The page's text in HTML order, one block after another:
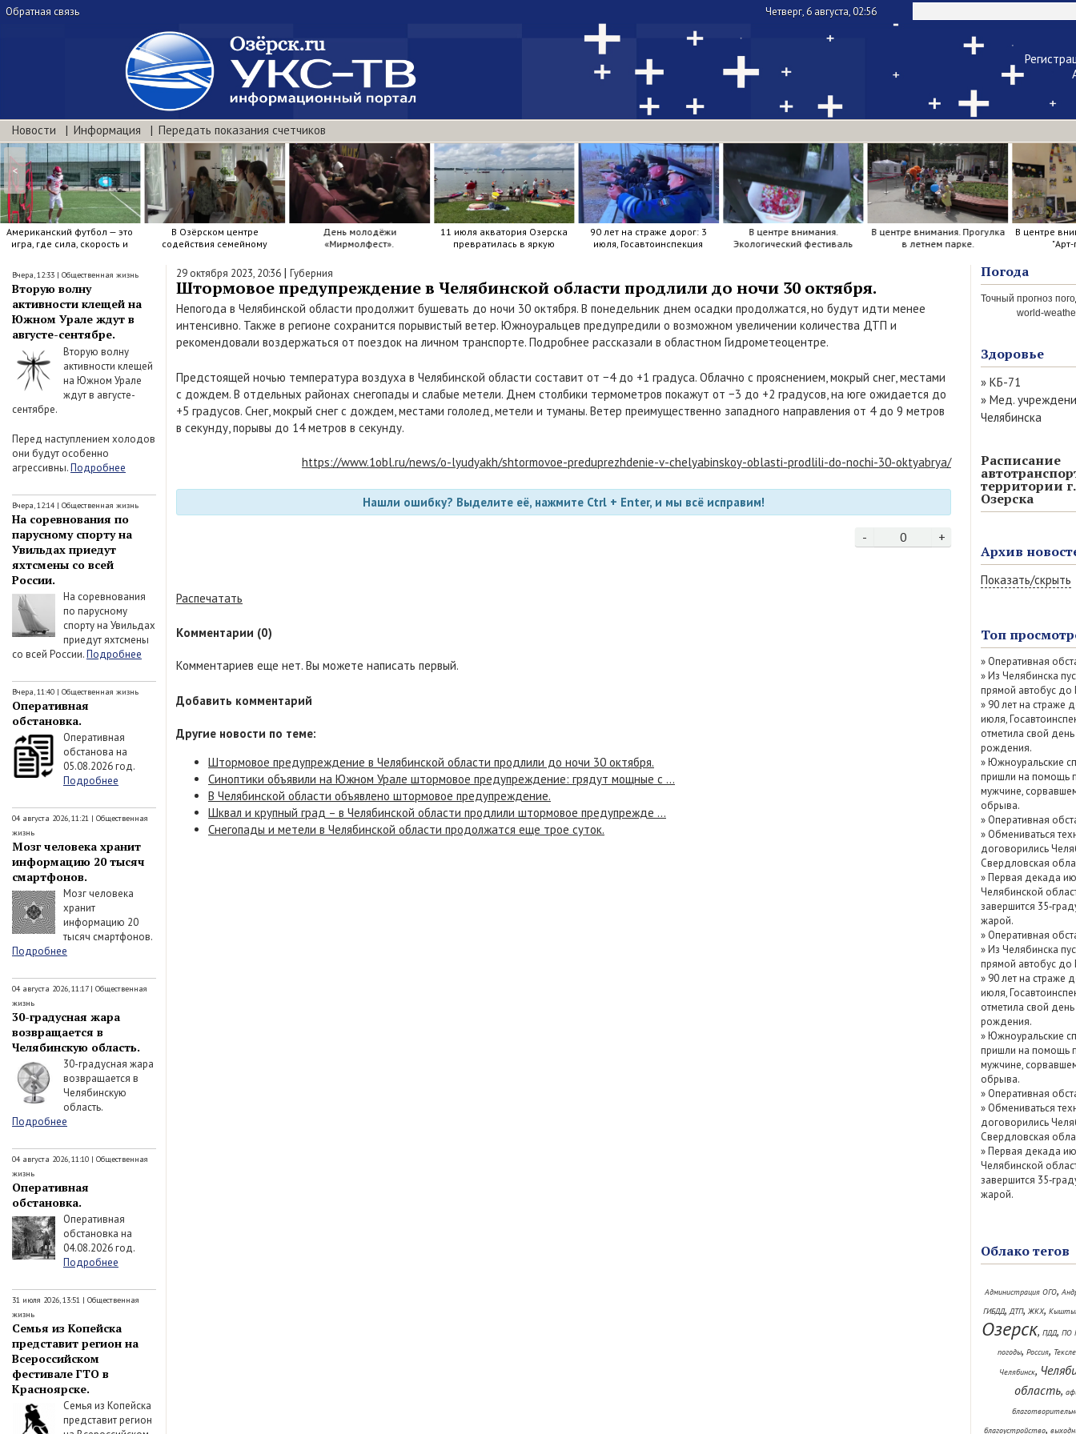
Обратная связь Четверг, 6 августа, 02:56
Чужой
Напомнить
Новости Информация Передать показания счетчиков
Американский футбол — это
игра, где сила, скорость и
В Озёрском центре
содействия семейному
День молодёжи
«Мирмолфест».
11 июля акватория Озерска
превратилась в яркую
90 лет на страже дорог: 3
июля, Госавтоинспекция
В центре внимания.
Экологический фестиваль
В центре внимания. Прогулка
в летнем парке.
В центре
<
Вчера, 12:33 | Общественная жизнь
Вторую волну
активности клещей на
Южном Урале ждут в
августе-сентябре.
Вторую волну
активности клещей
на Южном Урале
ждут в августе-
сентябре.
Перед наступлением холодов
они будут особенно
агрессивны.Подробнее
Вчера, 12:14 | Общественная жизнь
На соревнования по
парусному спорту на
Увильдах приедут
яхтсмены со всей
России.
На соревнования
по парусному
спорту на Увильдах
приедут яхтсмены
со всей России.Подробнее
Вчера, 11:40 | Общественная жизнь
Оперативная
обстановка.
Оперативная
обстанова на
05.08.2026 год.
Подробнее
04 августа 2026, 11:21 | Общественная
жизнь
Мозг человека хранит
информацию 20 тысяч
смартфонов.
Мозг человека
хранит
информацию 20
тысяч смартфонов.
Подробнее
04 августа 2026, 11:17| Общественная
жизнь
30-градусная жара
возвращается в
Челябинскую область.
30-градусная жара
возвращается в
Челябинскую
область.
Подробнее
04 августа 2026, 11:10 | Общественная
жизнь
Оперативная
обстановка.
Оперативная
обстановка на
04.08.2026 год.
Подробнее
31 июля 2026, 13:51 | Общественная
жизнь
Семья из Копейска
представит регион на
Всероссийском
фестивале ГТО в
Красноярске.
Семья из Копейска
представит регион
29 октября 2023, 20:36 | Губерния
Штормовое предупреждение в Челябинской области продлили до ночи 30 октября.
Непогода в Челябинской области продолжит бушевать до ночи 30 октября. В понедельник днем осадки продолжатся, но будут идти менее
интенсивно. Также в регионе сохранится порывистый ветер. Южноуральцев предупредили о возможном увеличении количества ДТП и
рекомендовали воздержаться от поездок на личном транспорте. Подробнее рассказали в областном Гидрометеоцентре.
Предстоящей ночью температура воздуха в Челябинской области составит от −4 до +1 градуса. Облачно с прояснением, мокрый снег, местами
с дождем. В отдельных районах снегопады и слабые метели. Днем столбики термометров покажут от −3 до +2 градусов, на юге ожидается до
+5 градусов. Снег, мокрый снег с дождем, местами гололед, метели и туманы. Ветер преимущественно западного направления от 4 до 9 метров
в секунду, порывы до 14 метров в секунду.
https://www.1obl.ru/news/o-lyudyakh/shtormovoe-preduprezhdenie-v-chelyabinskoy-oblasti-prodlili-do-nochi-30-oktyabrya/
Нашли ошибку? Выделите её, нажмите Ctrl + Enter, и мы всё исправим!
- 0 +
Распечатать
Комментарии (0)
Комментариев еще нет. Вы можете написать первый.
Добавить комментарий
Другие новости по теме:
Штормовое предупреждение в Челябинской области продлили до ночи 30 октября.
Синоптики объявили на Южном Урале штормовое предупреждение: грядут мощные с ...
В Челябинской области объявлено штормовое предупреждение.
Шквал и крупный град – в Челябинской области продлили штормовое предупрежде ...
Снегопады и метели в Челябинской области продолжатся еще трое суток.
Погода
world-
Здоровье
» КБ-71
» Мед.
Челябинска
Расписание
территории г.
Озерска
Архив
Показать/скрыть
Июль 2026 (77)
Июнь 2026 (52)
Май 2026 (69)
Апрель 2026
Март 2026 (79)
Показать /
архив
Топ
» Оперативная
»Из Челябинска
прямой автобус
» 90 лет на страже
июля,
отметила свой день
рождения.
»Южноуральские
пришли на помощь
мужчине,
обрыва.
» Оперативная
» Обмениваться
договорились
Свердловская
»Первая декада
Челябинской
завершится
жарой.
» Оперативная
»Из Челябинска
прямой автобус
» 90 лет на страже
июля,
отметила свой день
рождения.
»Южноуральские
пришли на помощь
мужчине,
обрыва.
» Оперативная
» Обмениваться
договорились
Свердловская
»Первая декада
Челябинской
завершится
жарой.
Облако тегов
Администрация ОГО,
ГИБДД,ДТП, ЖКХ,
Озерск, ПДД, ПО
погоды, Россия,
Челябинск,
область,
благоустройство,